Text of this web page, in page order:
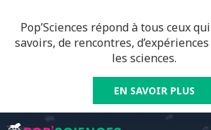
Pop’Sciences répond à tous ceux
savoirs, de rencontres,
les sciences.
EN SAVOIR PLUS